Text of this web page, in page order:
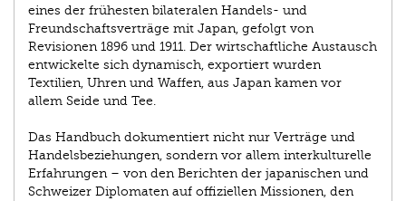
eines der frühesten bilateralen Handels- und
Freundschaftsverträge mit Japan, gefolgt von
Revisionen 1896 und 1911. Der wirtschaftliche Austausch
entwickelte sich dynamisch, exportiert wurden
Textilien, Uhren und Waffen, aus Japan kamen vor
allem Seide und Tee.
Das Handbuch dokumentiert nicht nur Verträge und
Handelsbeziehungen, sondern vor allem interkulturelle
Erfahrungen – von den Berichten der japanischen und
Schweizer Diplomaten auf offiziellen Missionen, den